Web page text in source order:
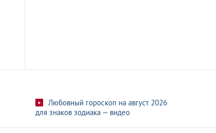
Любовный гороскоп на август 2026
для знаков зодиака — видео